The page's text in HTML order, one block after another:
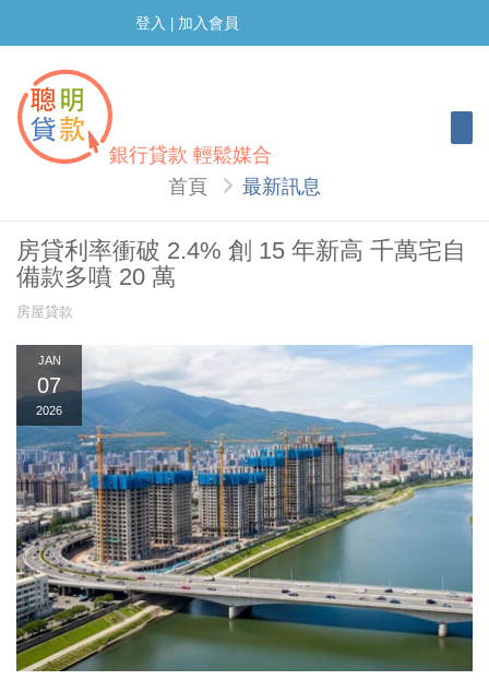
登入 加入會員
銀行貸款 輕鬆媒合
首頁 最新訊息
房貸利率衝破 2.4% 創 15 年新高 千萬宅自
備款多噴 20 萬
房屋貸款
JAN
07
2026